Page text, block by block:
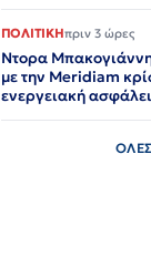
ΠΟΛΙΤΙΚΗπριν 3 ώρες
Ντορα
με την Meridiam
ενεργειακή